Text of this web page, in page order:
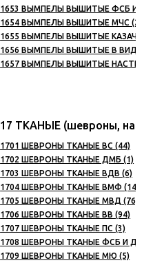
1653 ВЫМПЕЛЫ ВЫШИТЫЕ ФСБ И ДР.
1654 ВЫМПЕЛЫ ВЫШИТЫЕ МЧС (2)
1655 ВЫМПЕЛЫ ВЫШИТЫЕ
1656 ВЫМПЕЛЫ ВЫШИТЫЕ В ВИДЕ
1657 ВЫМПЕЛЫ ВЫШИТЫЕ НАСТЕННЫЕ
17 ТКАНЫЕ (шевроны,
1701 ШЕВРОНЫ ТКАНЫЕ ВС (44)
1702 ШЕВРОНЫ ТКАНЫЕ ДМБ (1)
1703 ШЕВРОНЫ ТКАНЫЕ ВДВ (6)
1704 ШЕВРОНЫ ТКАНЫЕ ВМФ (14)
1705 ШЕВРОНЫ ТКАНЫЕ МВД (76)
1706 ШЕВРОНЫ ТКАНЫЕ ВВ (94)
1707 ШЕВРОНЫ ТКАНЫЕ ПС (3)
1708 ШЕВРОНЫ ТКАНЫЕ ФСБ И
1709 ШЕВРОНЫ ТКАНЫЕ МЮ (5)